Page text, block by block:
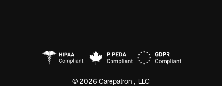
© 2026 Carepatron, LLC